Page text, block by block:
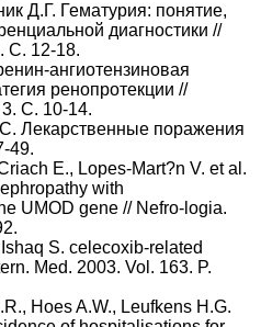
Д.Г. Гематурия: понятие,
диагностики //
С. 12-18.
ангиотензиновая
ренопротекции //
С. 10-14.
Лекарственные поражения
49.
E., Lopes-Mart?n V. et al.
with
UMOD gene // Nefro-logia.
S. сelecoxib-related
Med. 2003. Vol. 163. P.
Hoes A.W., Leufkens H.G.